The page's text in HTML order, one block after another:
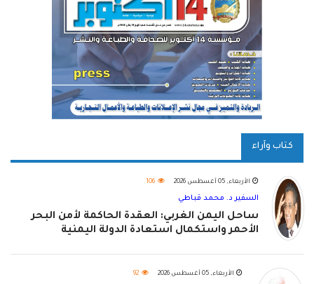
كتاب وآراء
الأربعاء, 05 أغسطس 2026 106
السفير د. محمد قباطي
ساحل اليمن الغربي: العقدة الحاكمة لأمن البحر
الأحمر واستكمال استعادة الدولة اليمنية
الأربعاء, 05 أغسطس 2026 92